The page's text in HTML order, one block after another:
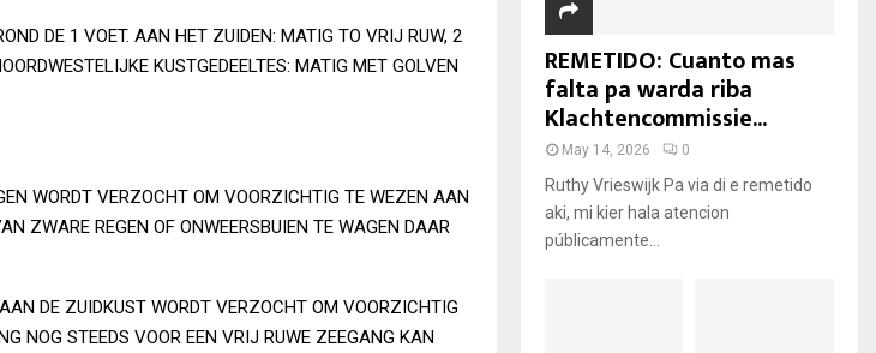
DE 1 VOET. AAN HET ZUIDEN: MATIG TO VRIJ RUW, 2
KUSTGEDEELTES: MATIG MET GOLVEN
WORDT VERZOCHT OM VOORZICHTIG TE WEZEN AAN
ZWARE REGEN OF ONWEERSBUIEN TE WAGEN DAAR
DE ZUIDKUST WORDT VERZOCHT OM VOORZICHTIG
NOG STEEDS VOOR EEN VRIJ RUWE ZEEGANG KAN
REMETIDO: Cuanto mas
falta pa warda riba
Klachtencommissie...
May 14, 2026 0
Ruthy Vrieswijk Pa via di e remetido
aki, mi kier hala atencion
públicamente...